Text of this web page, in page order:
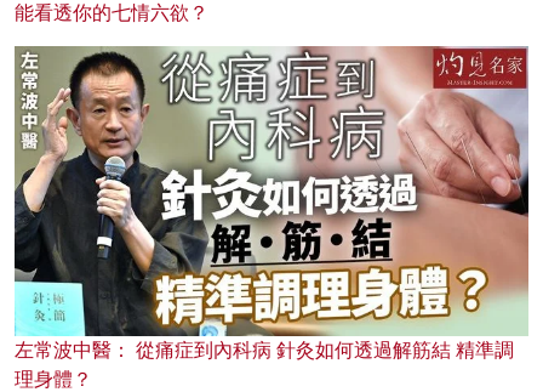
能看透你的七情六欲？
左常波中醫： 從痛症到內科病 針灸如何透過解筋結 精準調
理身體？